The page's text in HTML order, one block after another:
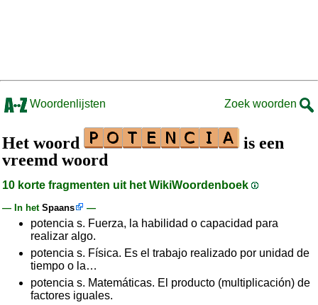
Woordenlijsten Zoek woorden
Het woord
is een
vreemd woord
10 korte fragmenten uit het WikiWoordenboek
— In het Spaans —
potencia s. Fuerza, la habilidad o capacidad para
realizar algo.
potencia s. Física. Es el trabajo realizado por unidad de
tiempo o la…
potencia s. Matemáticas. El producto (multiplicación) de
factores iguales.